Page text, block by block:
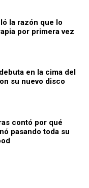
la razón que lo
por primera vez
en la cima del
su nuevo disco
contó por qué
pasando toda su